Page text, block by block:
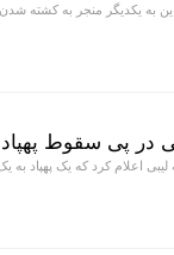
یکدیگر منجر به کشته شدن سه نفر
در پی سقوط پهپاد
اعلام کرد که یک پهپاد به